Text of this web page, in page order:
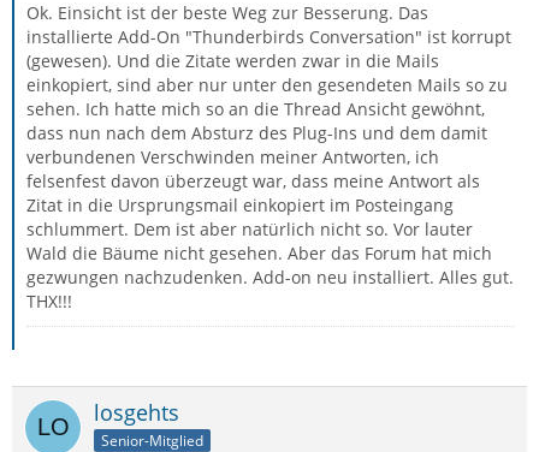
Ok. Einsicht ist der beste Weg zur Besserung. Das
installierte Add-On "Thunderbirds Conversation" ist korrupt
(gewesen). Und die Zitate werden zwar in die Mails
einkopiert, sind aber nur unter den gesendeten Mails so zu
sehen. Ich hatte mich so an die Thread Ansicht gewöhnt,
dass nun nach dem Absturz des Plug-Ins und dem damit
verbundenen Verschwinden meiner Antworten, ich
felsenfest davon überzeugt war, dass meine Antwort als
Zitat in die Ursprungsmail einkopiert im Posteingang
schlummert. Dem ist aber natürlich nicht so. Vor lauter
Wald die Bäume nicht gesehen. Aber das Forum hat mich
gezwungen nachzudenken. Add-on neu installiert. Alles gut.
THX!!!
losgehts
Senior-Mitglied